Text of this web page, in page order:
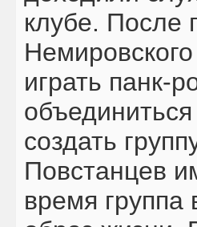
клубе. После
играть панк-
создать
Повстанцев
время группа